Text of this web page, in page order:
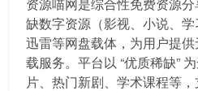
缺数字资源（影视、小说、
迅雷等网盘载体，为用户提
载服务。平台以 “优质稀缺”
片、热门新剧、学术课程等